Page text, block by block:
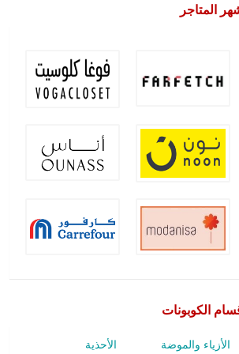
المتاجر
الكوبونات
الأزياء والموضة الأحذية